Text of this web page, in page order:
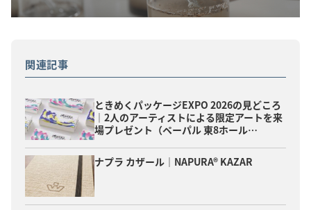
関連記事
ときめくパッケージEXPO 2026の見どころ
｜2人のアーティストによる限定アートを来
場プレゼント（ペーパル 東8ホール…
ナプラ カザール｜NAPURA® KAZAR